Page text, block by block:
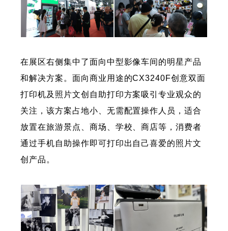
在展区右侧集中了面向中型影像车间的明星产品
和解决方案。面向商业用途的CX3240F创意双面
打印机及照片文创自助打印方案吸引专业观众的
关注，该方案占地小、无需配置操作人员，适合
放置在旅游景点、商场、学校、商店等，消费者
通过手机自助操作即可打印出自己喜爱的照片文
创产品。